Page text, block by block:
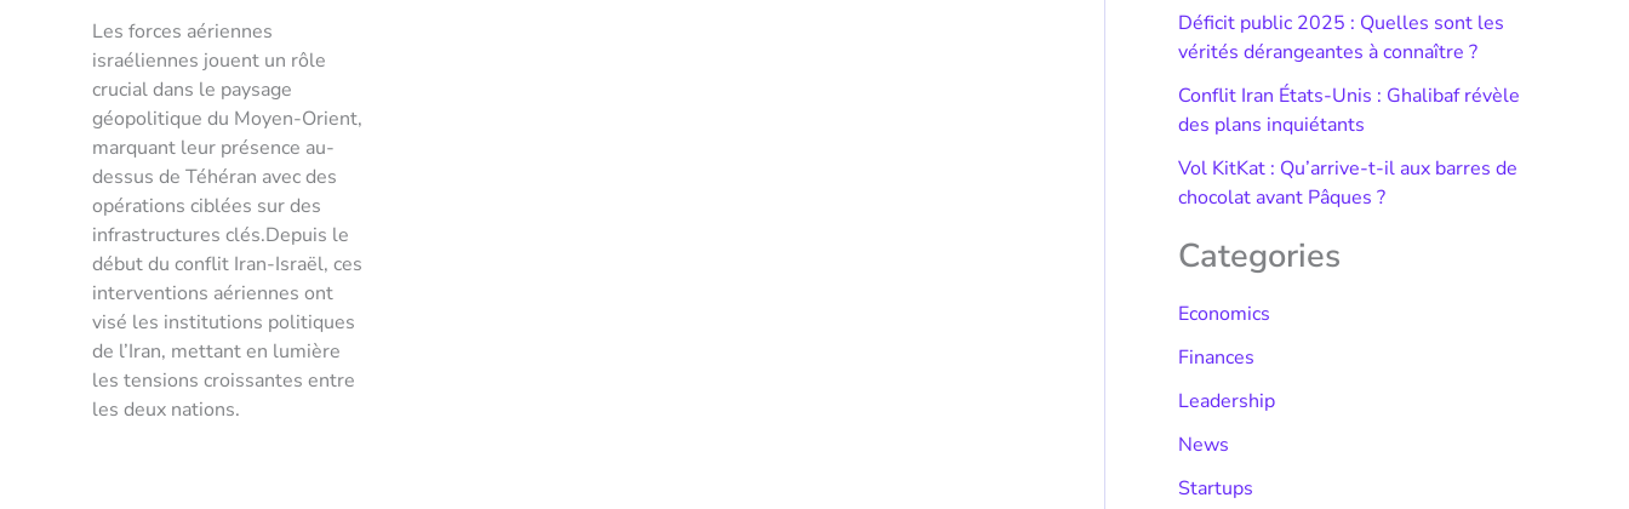
Les forces aériennes
israéliennes jouent un rôle
crucial dans le paysage
géopolitique du Moyen-Orient,
marquant leur présence au-
dessus de Téhéran avec des
opérations ciblées sur des
infrastructures clés.Depuis le
début du conflit Iran-Israël, ces
interventions aériennes ont
visé les institutions politiques
de l’Iran, mettant en lumière
les tensions croissantes entre
les deux nations.
Déficit public 2025 : Quelles sont les
vérités dérangeantes à connaître ?
Conflit Iran États-Unis : Ghalibaf révèle
des plans inquiétants
Vol KitKat : Qu’arrive-t-il aux barres de
chocolat avant Pâques ?
Categories
Economics
Finances
Leadership
News
Startups